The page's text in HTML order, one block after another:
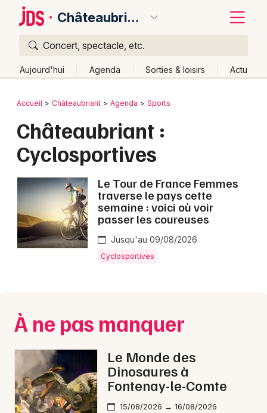
Châteaubriant
Concert, spectacle, etc.
Aujourd'hui Agenda Sorties & loisirs Actu
Publier un événement
Grands événements
Activité & Expérience
Manifestations
Concerts
Sports
Soirées
Sorties famille
Bordeaux
Colmar
Lille
Lyon
Marseille
Mulhouse
Nice
Strasbourg
Toulouse
Retour
Accueil Châteaubriant Agenda Sports
Châteaubriant :
Cyclosportives
Le Tour de France Femmes
traverse le pays cette
semaine : voici où voir
passer les coureuses
Jusqu'au 09/08/2026
Cyclosportives
À ne pas manquer
Le Monde des
Dinosaures à
Fontenay-le-Comte
15/08/2026 → 16/08/2026
Quoi ?
Où ?
Pays de la Loire
Partout Près de moi
Quand ?
Aujourd'hui
Demain Ce week-end Autre